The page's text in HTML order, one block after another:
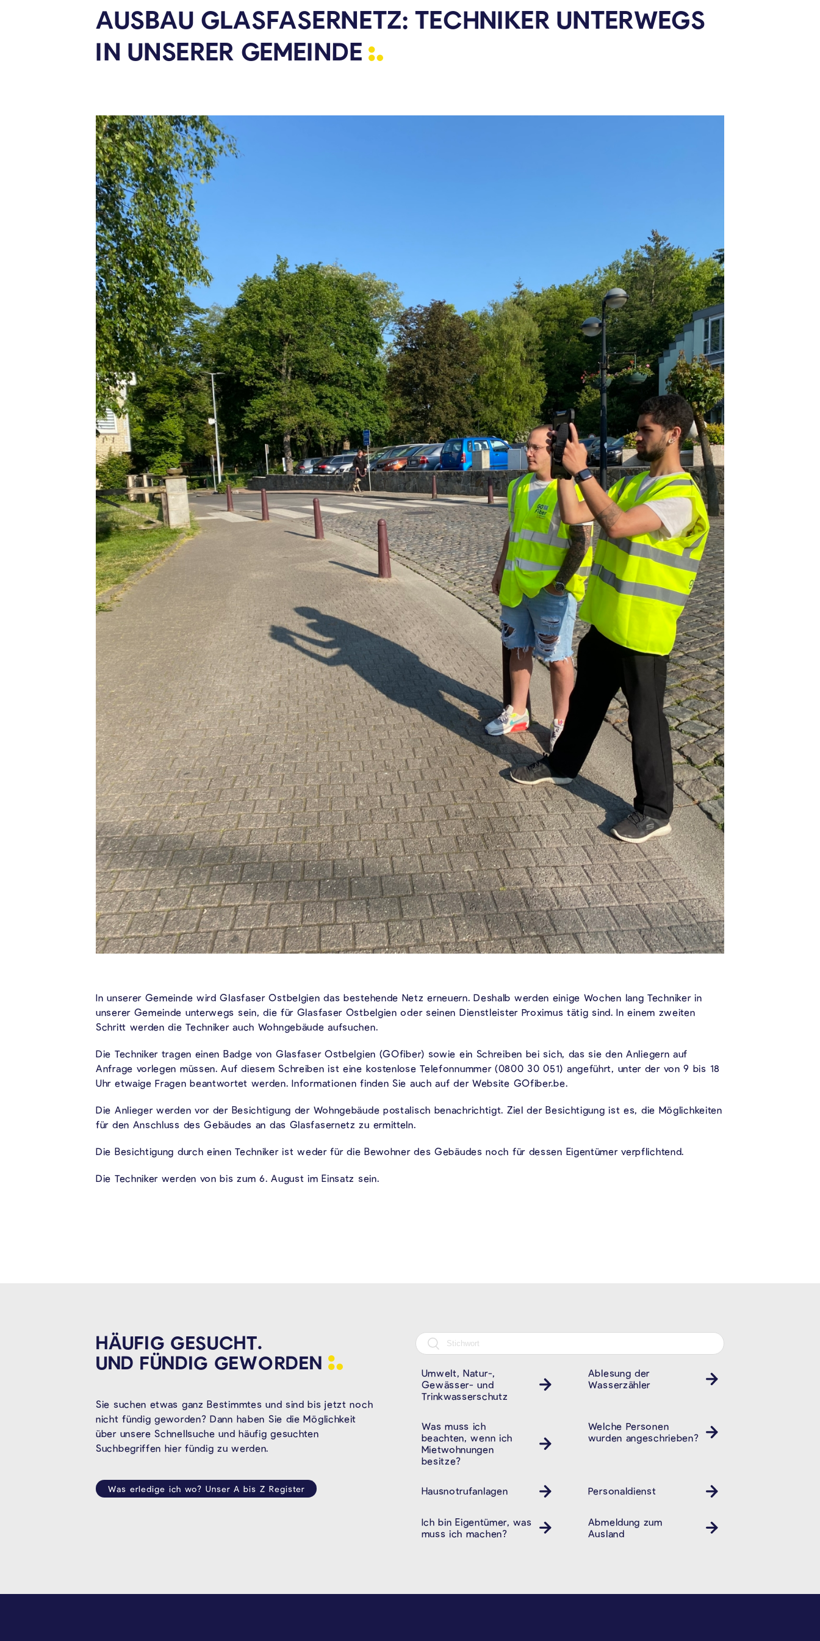
AUSBAU GLASFASERNETZ: TECHNIKER UNTERWEGS
IN UNSERER GEMEINDE
In unserer Gemeinde wird Glasfaser Ostbelgien das bestehende Netz erneuern. Deshalb werden einige Wochen lang Techniker in
unserer Gemeinde unterwegs sein, die für Glasfaser Ostbelgien oder seinen Dienstleister Proximus tätig sind. In einem zweiten
Schritt werden die Techniker auch Wohngebäude aufsuchen.
Die Techniker tragen einen Badge von Glasfaser Ostbelgien (GOfiber) sowie ein Schreiben bei sich, das sie den Anliegern auf
Anfrage vorlegen müssen. Auf diesem Schreiben ist eine kostenlose Telefonnummer (0800 30 051) angeführt, unter der von 9 bis 18
Uhr etwaige Fragen beantwortet werden. Informationen finden Sie auch auf der Website GOfiber.be.
Die Anlieger werden vor der Besichtigung der Wohngebäude postalisch benachrichtigt. Ziel der Besichtigung ist es, die Möglichkeiten
für den Anschluss des Gebäudes an das Glasfasernetz zu ermitteln.
Die Besichtigung durch einen Techniker ist weder für die Bewohner des Gebäudes noch für dessen Eigentümer verpflichtend.
Die Techniker werden von bis zum 6. August im Einsatz sein.
HÄUFIG GESUCHT.
UND FÜNDIG GEWORDEN
Sie suchen etwas ganz Bestimmtes und sind bis jetzt noch
nicht fündig geworden? Dann haben Sie die Möglichkeit
über unsere Schnellsuche und häufig gesuchten
Suchbegriffen hier fündig zu werden.
Was erledige ich wo? Unser A bis Z Register
Umwelt, Natur-,
Gewässer- und
Trinkwasserschutz
Ablesung der
Wasserzähler
Was muss ich
beachten, wenn ich
Mietwohnungen
besitze?
Welche Personen
wurden angeschrieben?
Hausnotrufanlagen Personaldienst
Ich bin Eigentümer, was
muss ich machen?
Abmeldung zum
Ausland
Ausländeramt